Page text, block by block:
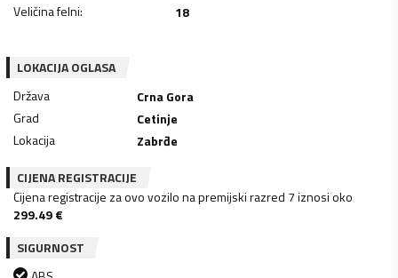
Veličina felni: 18
LOKACIJA OGLASA
Država
Crna Gora
Grad
Cetinje
Lokacija
Zabrđe
CIJENA REGISTRACIJE
Cijena registracije za ovo vozilo na premijski razred 7 iznosi oko
299.49€
SIGURNOST